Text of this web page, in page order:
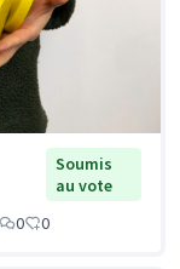
Soumis
au vote
0 0